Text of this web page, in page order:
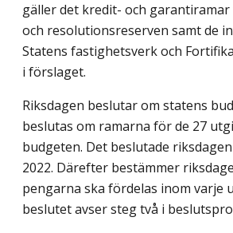
gäller det kredit- och
och resolutionsreserven samt de
Statens fastighetsverk och
i förslaget.
Riksdagen beslutar om statens
beslutas om ramarna för de 27
budgeten. Det beslutade
2022. Därefter bestämmer
pengarna ska fördelas inom varje
beslutet avser steg två i